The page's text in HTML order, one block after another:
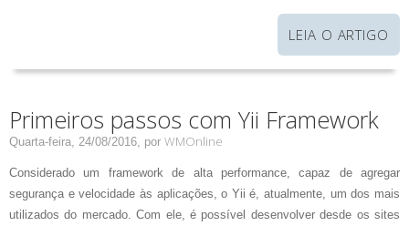
LEIA O ARTIGO
Primeiros passos com Yii Framework
Quarta-feira, 24/08/2016, por WMOnline
Considerado um framework de alta performance, capaz de agregar
segurança e velocidade às aplicações, o Yii é, atualmente, um dos mais
utilizados do mercado. Com ele, é possível desenvolver desde os sites